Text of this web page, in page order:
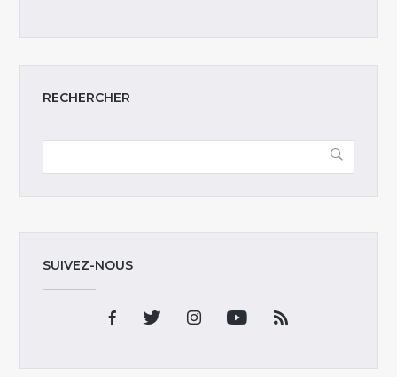
RECHERCHER
SUIVEZ-NOUS